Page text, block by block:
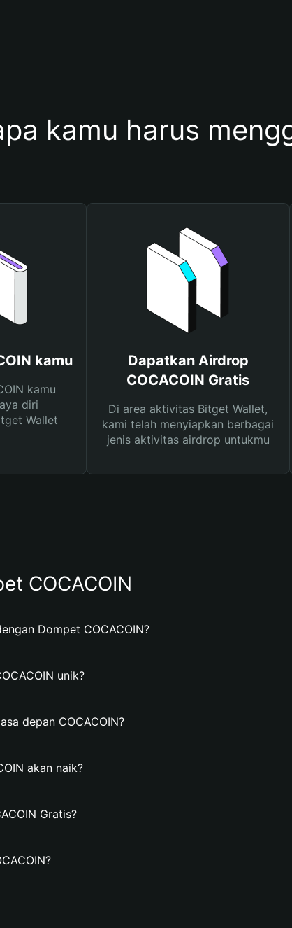
kamu harus
kamu
kamu
diri
Wallet
Dapatkan Airdrop
COCACOIN Gratis
Di area aktivitas Bitget Wallet,
kami telah menyiapkan berbagai
jenis aktivitas airdrop untukmu
COCACOIN
Dompet COCACOIN?
unik?
depan COCACOIN?
akan naik?
Gratis?